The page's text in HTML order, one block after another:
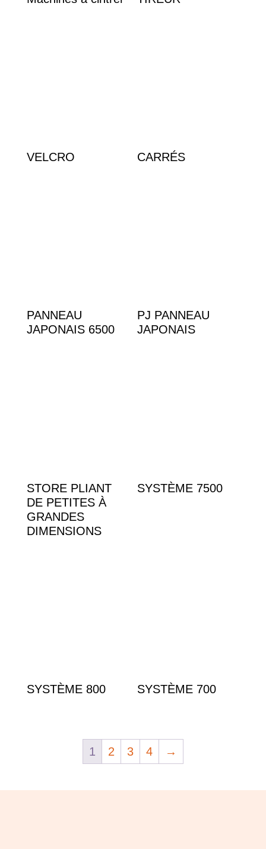
VELCRO CARRÉS
PANNEAU
JAPONAIS 6500
PJ PANNEAU
JAPONAIS
STORE PLIANT
DE PETITES À
GRANDES
DIMENSIONS
SYSTÈME 7500
SYSTÈME 800 SYSTÈME 700
1 2 3 4 →